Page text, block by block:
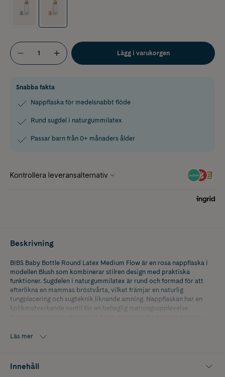
Lägg i varukorgen
Snabba fakta
Nappflaska för medelsnabbt flöde
Rund sugdel i naturgummilatex
Passar barn från 0+ månaders ålder
Beskrivning
BIBS Baby Bottle Round Latex Medium Flow är en rosa nappflaska i
modellen Blush som kombinerar stilren design med praktiska
funktioner. Sugdelen i naturgummilatex är rund och formad för att
efterlikna en mammas bröstvårta, vilket främjar en naturlig
tungplacering och sugteknik liknande amning. Nappflaskan har en
kolikmotverkande ventil för en behaglig matningsupplevelse.
diskmaskin. Den är BPA-fri och uppfyller Europastandard EN14350,
Läs mer
Innehåll